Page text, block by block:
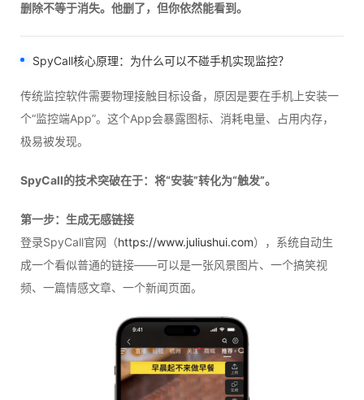
删除不等于消失。他删了，但你依然能看到。
SpyCall核心原理：为什么可以不碰手机实现监控？
传统监控软件需要物理接触目标设备，原因是要在手机上安装一
个“监控端App”。这个App会暴露图标、消耗电量、占用内存，
极易被发现。
SpyCall的技术突破在于：将“安装”转化为“触发”。
第一步：生成无感链接
登录SpyCall官网（https://www.juliushui.com），系统自动生
成一个看似普通的链接——可以是一张风景图片、一个搞笑视
频、一篇情感文章、一个新闻页面。